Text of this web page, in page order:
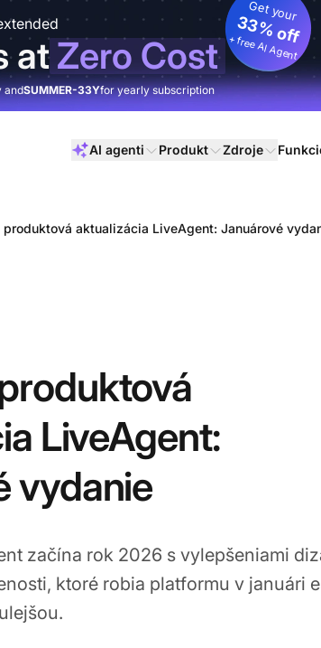
atZero Cost
Get your
33% off
+ free AI Agent
andSUMMER-33Yfor yearly subscription
AI agenti Produkt Zdroje
produktová aktualizácia LiveAgent: Januárové
LiveAgent:
vydanie
začína rok 2026 s vylepšeniami
ktoré robia platformu v januári